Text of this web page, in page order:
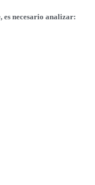
es necesario analizar: